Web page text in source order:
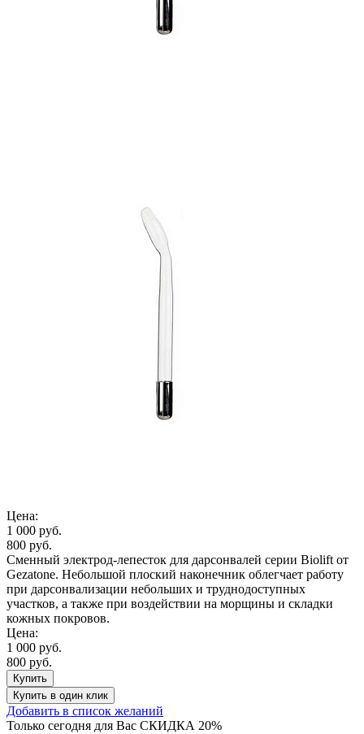
Цена:
1 000 руб.
800 руб.
Сменный электрод-лепесток для дарсонвалей серии Biolift от
Gezatone. Небольшой плоский наконечник облегчает работу
при дарсонвализации небольших и труднодоступных
участков, а также при воздействии на морщины и складки
кожных покровов.
Цена:
1 000 руб.
800 руб.
Купить
Купить в один клик
Добавить в список желаний
Только сегодня для Вас СКИДКА 20%